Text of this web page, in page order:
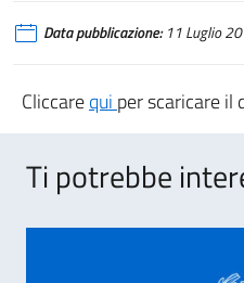
Data pubblicazione:11 Luglio
Cliccarequi per scaricare il
Ti potrebbe